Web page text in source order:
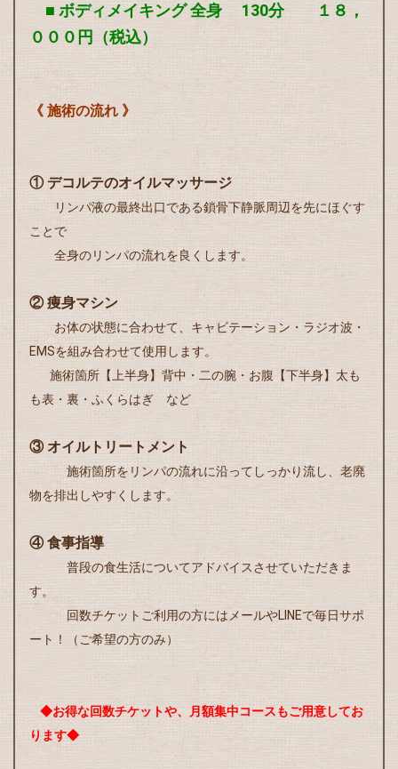
■ ボディメイキング 全身 130分 １８，
０００円（税込）
《 施術の流れ 》
① デコルテのオイルマッサージ
リンパ液の最終出口である鎖骨下静脈周辺を先にほぐす
ことで
全身のリンパの流れを良くします。
② 痩身マシン
お体の状態に合わせて、キャビテーション・ラジオ波・
EMSを組み合わせて使用します。
施術箇所【上半身】背中・二の腕・お腹【下半身】太も
も表・裏・ふくらはぎ など
③ オイルトリートメント
施術箇所をリンパの流れに沿ってしっかり流し、老廃
物を排出しやすくします。
④ 食事指導
普段の食生活についてアドバイスさせていただきま
す。
回数チケットご利用の方にはメールやLINEで毎日サポ
ート！（ご希望の方のみ）
◆お得な回数チケットや、月額集中コースもご用意してお
ります◆